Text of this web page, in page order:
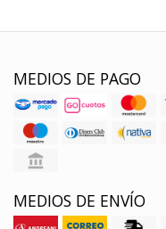
MEDIOS DE PAGO
MEDIOS DE ENVÍO